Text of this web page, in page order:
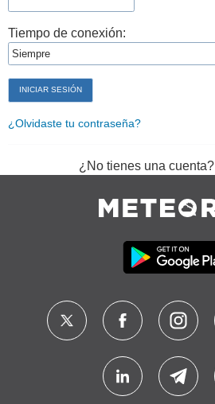
Tiempo de conexión:
¿Olvidaste tu contraseña?
¿No tienes una cuenta?